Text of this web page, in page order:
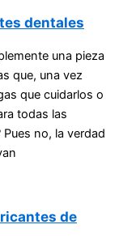
dentales
una pieza
que, una vez
que cuidarlos o
todas las
no, la verdad
de